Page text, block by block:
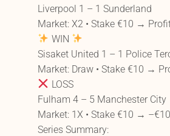
Liverpool 1 – 1 Sunderland
Market: X2 • Stake €10 →
WIN
Sisaket United 1 – 1 Police
Market: Draw • Stake €10 →
LOSS
Fulham 4 – 5 Manchester City
Market: 1X • Stake €10 →
Series Summary: